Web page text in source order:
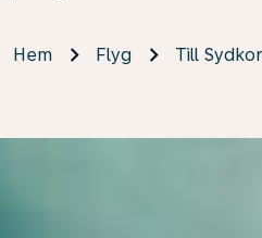
Hem Flyg Till